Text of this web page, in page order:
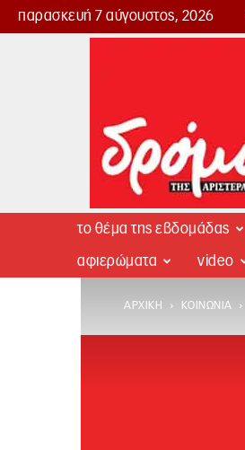
παρασκευή 7 αύγουστος, 2026
Δρόμος
το θέμα της εβδομάδας
αφιερώματα video
ΑΡΧΙΚΉ ΚΟΙΝΩΝΊΑ